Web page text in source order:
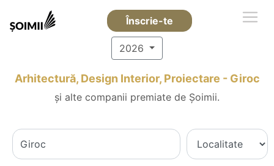
Înscrie-te
2026
Arhitectură, Design Interior, Proiectare - Giroc
și alte companii premiate de Șoimii.